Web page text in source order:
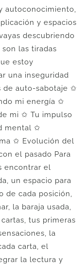
autoconocimiento,
y espacios
descubriendo
las tiradas
estoy
una inseguridad
de auto-sabotaje ✩
mi energía ✩
mi ✩ Tu impulso
mental ✩
✩ Evolución del
el pasado Para
encontrar el
un espacio para
de cada posición,
la baraja usada,
tus primeras
la
carta, el
la lectura y